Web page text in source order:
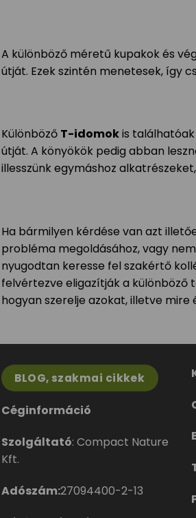
A különböző méretű kupakok és
útját. Ezek szintén menetesek, így
Különböző T-idomokis
útját. A könyökök pedig abban
illesszünk egymáshoz
Ha bármilyen kérdése van azt
probléma megoldásához, vagy
nyugodtan keresse fel szakértő
felvértezve eligazítják a különböző
hogyan szerelje azokat, illetve
BLOG, szakmai cikkek
Céginformáció
Szolgáltató: Compact Nature
Kft.
Adószám:27094400-2-13